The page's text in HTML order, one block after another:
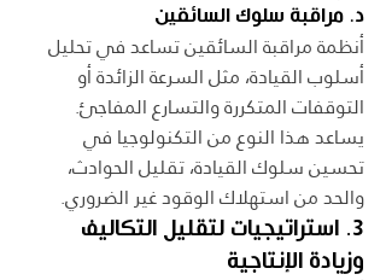
د. مراقبة سلوك السائقين
أنظمة مراقبة السائقين تساعد في تحليل
أسلوب القيادة، مثل السرعة الزائدة أو
التوقفات المتكررة والتسارع المفاجئ.
يساعد هذا النوع من التكنولوجيا في
تحسين سلوك القيادة، تقليل الحوادث،
والحد من استهلاك الوقود غير الضروري.
3. استراتيجيات لتقليل التكاليف
وزيادة الإنتاجية